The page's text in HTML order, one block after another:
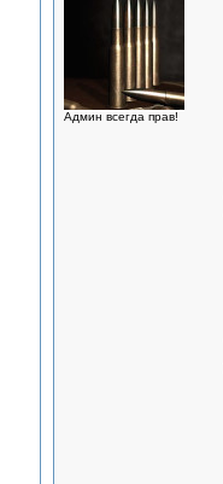
Админ всегда прав!